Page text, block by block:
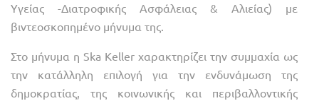
Υγείας -Διατροφικής Ασφάλειας & Αλιείας) με
βιντεοσκοπημένο μήνυμα της.
Στο μήνυμα η Ska Keller χαρακτηρίζει την συμμαχία ως
την κατάλληλη επιλογή για την ενδυνάμωση της
δημοκρατίας, της κοινωνικής και περιβαλλοντικής